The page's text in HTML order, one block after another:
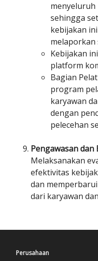
menyeluruh
sehingga
kebijakan
melaporkan
Kebijakan
platform
Bagian
program
karyawan
dengan
pelecehan
Pengawasan dan
Melaksanakan
efektivitas
dan
dari karyawan
Perusahaan